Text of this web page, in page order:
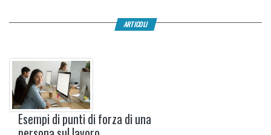
ARTICOLI
Esempi di punti di forza di una